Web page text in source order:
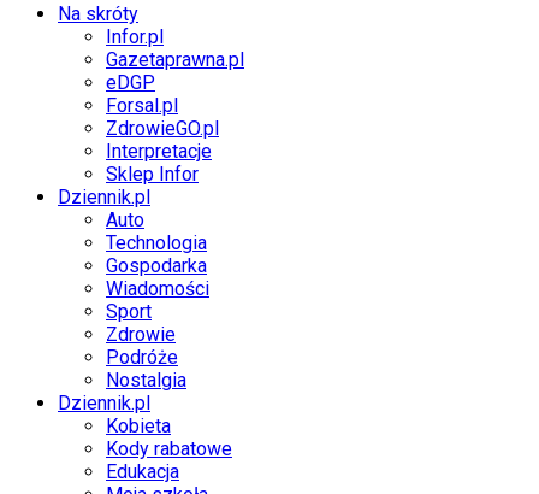
Na skróty
Infor.pl
Gazetaprawna.pl
eDGP
Forsal.pl
ZdrowieGO.pl
Interpretacje
Sklep Infor
Dziennik.pl
Auto
Technologia
Gospodarka
Wiadomości
Sport
Zdrowie
Podróże
Nostalgia
Dziennik.pl
Kobieta
Kody rabatowe
Edukacja